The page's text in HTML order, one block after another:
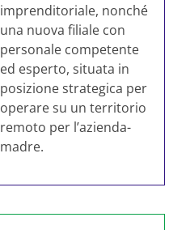
imprenditoriale, nonché
una nuova filiale con
personale competente
ed esperto, situata in
posizione strategica per
operare su un territorio
remoto per l’azienda-
madre.